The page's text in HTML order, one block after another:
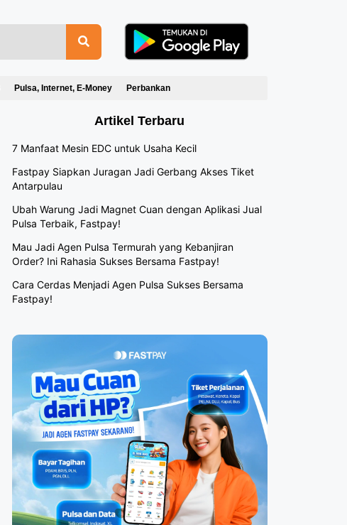
Pulsa, Internet, E-Money Perbankan
Artikel Terbaru
7 Manfaat Mesin EDC untuk Usaha Kecil
Fastpay Siapkan Juragan Jadi Gerbang Akses Tiket
Antarpulau
Ubah Warung Jadi Magnet Cuan dengan Aplikasi Jual
Pulsa Terbaik, Fastpay!
Mau Jadi Agen Pulsa Termurah yang Kebanjiran
Order? Ini Rahasia Sukses Bersama Fastpay!
Cara Cerdas Menjadi Agen Pulsa Sukses Bersama
Fastpay!